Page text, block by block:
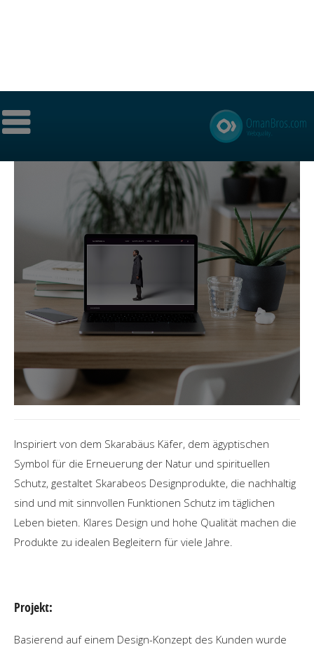
Skarabeos
Inspiriert von dem Skarabäus Käfer, dem ägyptischen
Symbol für die Erneuerung der Natur und spirituellen
Schutz, gestaltet Skarabeos Designprodukte, die nachhaltig
sind und mit sinnvollen Funktionen Schutz im täglichen
Leben bieten. Klares Design und hohe Qualität machen die
Produkte zu idealen Begleitern für viele Jahre.
Projekt:
Basierend auf einem Design-Konzept des Kunden wurde